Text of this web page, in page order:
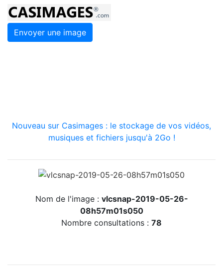
Envoyer une image
Nouveau sur Casimages : le stockage de vos vidéos,
musiques et fichiers jusqu'à 2Go !
Nom de l'image : vlcsnap-2019-05-26-
08h57m01s050
Nombre consultations : 78